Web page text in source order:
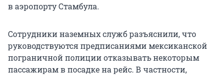
в аэропорту Стамбула.
Сотрудники наземных служб разъяснили, что
руководствуются предписаниями мексиканской
пограничной полиции отказывать некоторым
пассажирам в посадке на рейс. В частности,